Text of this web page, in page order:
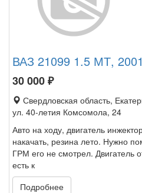
ВАЗ 21099 1.5 МТ,
30 000₽
Свердловская область,
ул. 40-летия Комсомола, 24
Авто на ходу, двигатель
накачать, резина лето. Нужно
ГРМ его не смотрел. Двигатель
есть к
Подробнее